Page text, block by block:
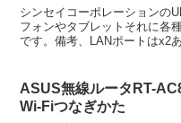
シンセイコーポレーションの
フォンやタブレットそれに各
です。備考、LANポートはx2
ASUS無線ルータRT-
Wi-Fiつなぎかた